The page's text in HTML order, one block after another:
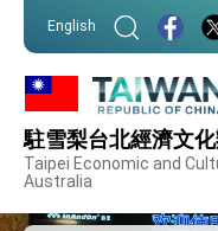
English
駐雪梨台北經濟文
Taipei Economic and
Australia
及「台灣
世界展現
總統出訪
堅定走向
訪問
總統與五
國家邁出